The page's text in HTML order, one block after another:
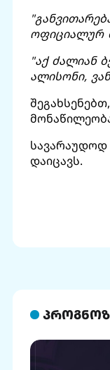
ოფიციალურ
"აქ ძალიან
ალისონი,
დაიცავს.